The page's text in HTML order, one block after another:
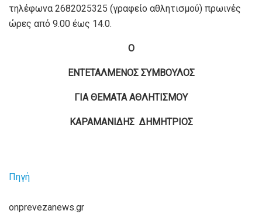
τηλέφωνα 2682025325 (γραφείο αθλητισμού) πρωινές
ώρες από 9.00 έως 14.0.
Ο
ΕΝΤΕΤΑΛΜΕΝΟΣ ΣΥΜΒΟΥΛΟΣ
ΓΙΑ ΘΕΜΑΤΑ ΑΘΛΗΤΙΣΜΟΥ
ΚΑΡΑΜΑΝΙΔΗΣ ΔΗΜΗΤΡΙΟΣ
Πηγή
onprevezanews.gr